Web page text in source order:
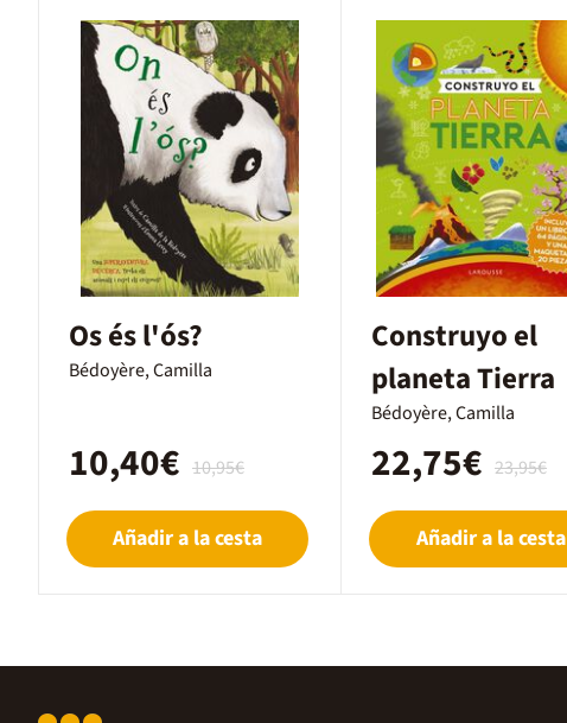
Os és l'ós?
Bédoyère, Camilla
10,95€
10,40€
Añadir a la cesta
Construyo el
planeta Tierra
Bédoyère, Camilla
23,95€
22,75€
Añadir a la cesta